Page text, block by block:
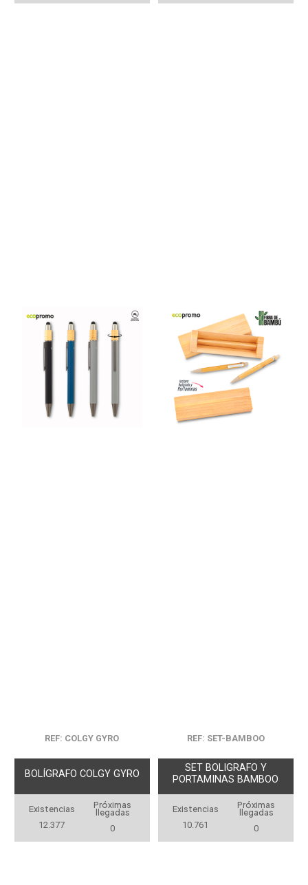
REF: COLGY GYRO
BOLÍGRAFO COLGY GYRO
Existencias
12.377
Próximas
llegadas
0
REF: SET-BAMBOO
SET BOLIGRAFO Y
PORTAMINAS BAMBOO
Existencias
10.761
Próximas
llegadas
0